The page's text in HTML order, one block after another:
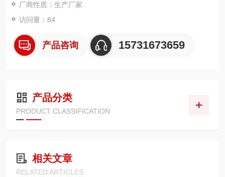
厂商性质：生产厂家
访问量：84
产品咨询 15731673659
产品分类
PRODUCT CLASSIFICATION
相关文章
RELATED ARTICLES